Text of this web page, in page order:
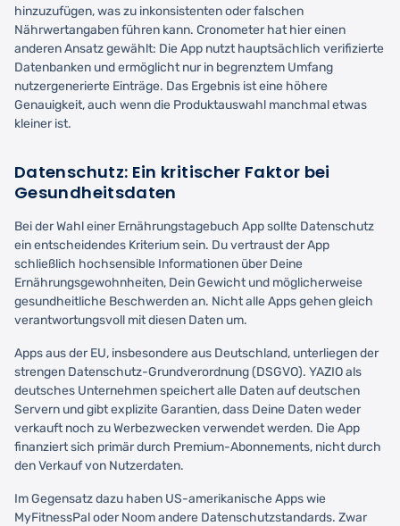
hinzuzufügen, was zu inkonsistenten oder falschen
Nährwertangaben führen kann. Cronometer hat hier einen
anderen Ansatz gewählt: Die App nutzt hauptsächlich verifizierte
Datenbanken und ermöglicht nur in begrenztem Umfang
nutzergenerierte Einträge. Das Ergebnis ist eine höhere
Genauigkeit, auch wenn die Produktauswahl manchmal etwas
kleiner ist.
Datenschutz: Ein kritischer Faktor bei
Gesundheitsdaten
Bei der Wahl einer Ernährungstagebuch App sollte Datenschutz
ein entscheidendes Kriterium sein. Du vertraust der App
schließlich hochsensible Informationen über Deine
Ernährungsgewohnheiten, Dein Gewicht und möglicherweise
gesundheitliche Beschwerden an. Nicht alle Apps gehen gleich
verantwortungsvoll mit diesen Daten um.
Apps aus der EU, insbesondere aus Deutschland, unterliegen der
strengen Datenschutz-Grundverordnung (DSGVO). YAZIO als
deutsches Unternehmen speichert alle Daten auf deutschen
Servern und gibt explizite Garantien, dass Deine Daten weder
verkauft noch zu Werbezwecken verwendet werden. Die App
finanziert sich primär durch Premium-Abonnements, nicht durch
den Verkauf von Nutzerdaten.
Im Gegensatz dazu haben US-amerikanische Apps wie
MyFitnessPal oder Noom andere Datenschutzstandards. Zwar